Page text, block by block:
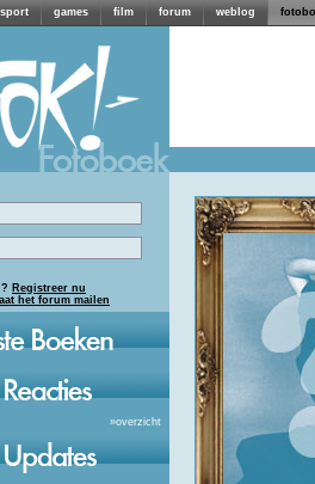
sport games film forum weblog
Registreer nu
het forum mailen
»overzicht